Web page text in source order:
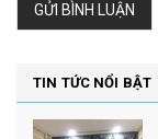
GỬI BÌNH LUẬN
TIN TỨC NỔI BẬT